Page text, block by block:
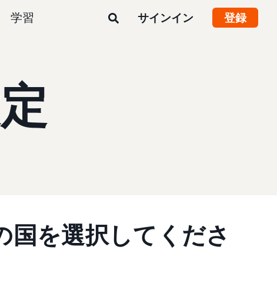
学習 サインイン 登録
国を選択してくださ